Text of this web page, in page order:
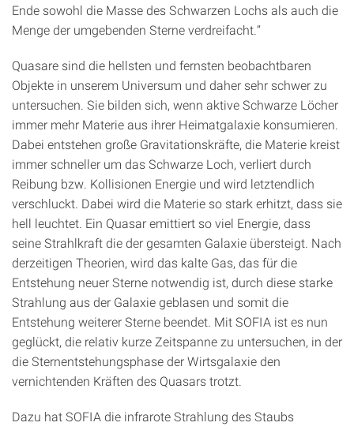
Ende sowohl die Masse des Schwarzen Lochs als auch die
Menge der umgebenden Sterne verdreifacht.“
Quasare sind die hellsten und fernsten beobachtbaren
Objekte in unserem Universum und daher sehr schwer zu
untersuchen. Sie bilden sich, wenn aktive Schwarze Löcher
immer mehr Materie aus ihrer Heimatgalaxie konsumieren.
Dabei entstehen große Gravitationskräfte, die Materie kreist
immer schneller um das Schwarze Loch, verliert durch
Reibung bzw. Kollisionen Energie und wird letztendlich
verschluckt. Dabei wird die Materie so stark erhitzt, dass sie
hell leuchtet. Ein Quasar emittiert so viel Energie, dass
seine Strahlkraft die der gesamten Galaxie übersteigt. Nach
derzeitigen Theorien, wird das kalte Gas, das für die
Entstehung neuer Sterne notwendig ist, durch diese starke
Strahlung aus der Galaxie geblasen und somit die
Entstehung weiterer Sterne beendet. Mit SOFIA ist es nun
geglückt, die relativ kurze Zeitspanne zu untersuchen, in der
die Sternentstehungsphase der Wirtsgalaxie den
vernichtenden Kräften des Quasars trotzt.
Dazu hat SOFIA die infrarote Strahlung des Staubs